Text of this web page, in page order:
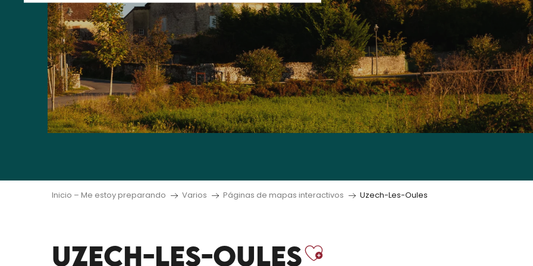
Inicio – Me estoy preparando Varios Páginas de mapas interactivos Uzech-Les-Oules
UZECH-LES-OULESAjouter aux